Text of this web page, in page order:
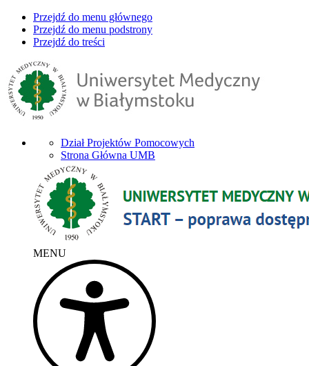
Przejdź do menu głównego
Przejdź do menu podstrony
Przejdź do treści
Dział Projektów Pomocowych
Strona Główna UMB
MENU